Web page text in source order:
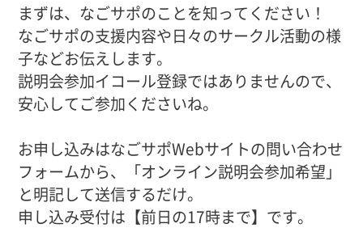
まずは、なごサポのことを知ってください！
なごサポの支援内容や日々のサークル活動の様
子などお伝えします。
説明会参加イコール登録ではありませんので、
安心してご参加くださいね。
お申し込みはなごサポWebサイトの問い合わせ
フォームから、「オンライン説明会参加希望」
と明記して送信するだけ。
申し込み受付は【前日の17時まで】です。